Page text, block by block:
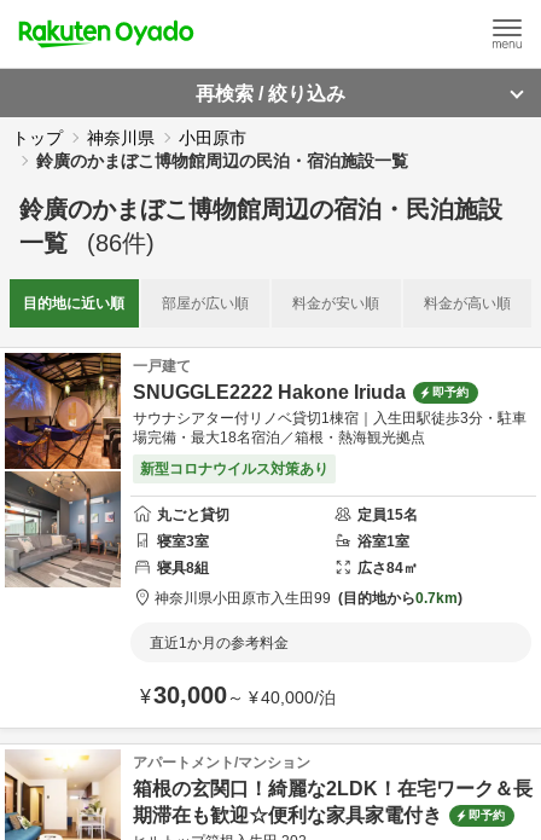
再検索 / 絞り込み
トップ 神奈川県
小田原市
鈴廣のかまぼこ博物館周辺の民泊・宿泊施設一覧
鈴廣のかまぼこ博物館周辺の宿泊・民泊施設
一覧
(86件)
目的地に近い順 部屋が広い順 料金が安い順 料金が高い順
一戸建て
SNUGGLE2222 Hakone Iriuda 即予約
サウナシアター付リノベ貸切1棟宿｜入生田駅徒歩3分・駐車
場完備・最大18名宿泊／箱根・熱海観光拠点
新型コロナウイルス対策あり
丸ごと貸切 定員15名
寝室3室 浴室1室
寝具8組 広さ84㎡
神奈川県小田原市入生田99 目的地から0.7km
直近1か月の参考料金
¥30,000～ ¥40,000/泊
アパートメント/マンション
箱根の玄関口！綺麗な2LDK！在宅ワーク＆長
期滞在も歓迎☆便利な家具家電付き
即予約